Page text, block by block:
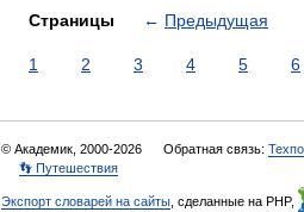
Страницы ← Предыдущая
1 2 3 4 5 6
© Академик, 2000-2026 Обратная связь:
👣 Путешествия
Экспорт словарей на сайты , сделанные на PHP,